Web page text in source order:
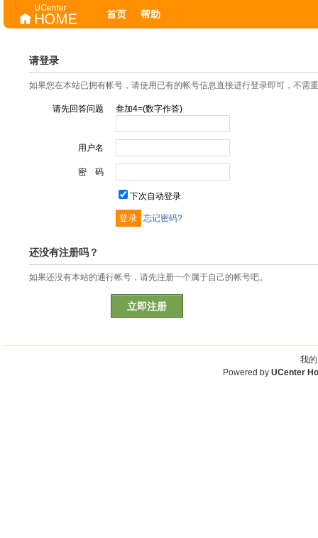
首页 帮助
请登录
如果您在本站已拥有帐号，请使用已有的帐号信息直接进行登录即可，不需
请先回答问题 叁加4=(数字作答)
用户名
密 码
下次自动登录
忘记密码?
还没有注册吗？
如果还没有本站的通行帐号，请先注册一个属于自己的帐号吧。
立即注册
我
Powered by UCenter